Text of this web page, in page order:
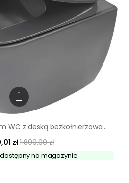
WC z deską bezkołnierzowa...
zł1 899,00 zł
na magazynie